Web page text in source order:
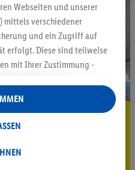
sparen³²ᵃ
Webseiten und unserer
mittels verschiedener
und ein Zugriff auf
erfolgt. Diese sind teilweise
mit Ihrer Zustimmung -
mit dem IAB TCF
Werbung
Werbung werden